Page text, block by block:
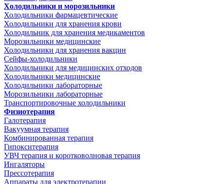
Холодильники и морозильники
Холодильники фармацевтические
Холодильники для хранения крови
Холодильник для хранения медикаментов
Морозильники медицинские
Холодильники для хранения вакцин
Сейфы-холодильники
Холодильники для медицинских отходов
Холодильники медицинские
Холодильники лабораторные
Морозильники лабораторные
Транспортировочные холодильники
Физиотерапия
Галотерапия
Вакуумная терапия
Комбинированная терапия
Гипокситерапия
УВЧ терапия и коротковолновая терапия
Ингаляторы
Прессотерапия
Аппараты для электротерапии